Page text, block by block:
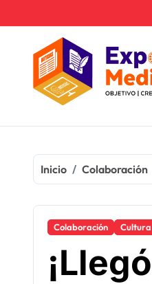
Inicio Colaboración
Colaboración Cultura